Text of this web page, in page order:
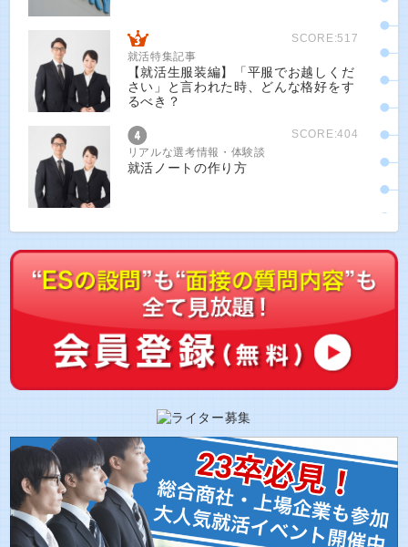
SCORE:517
就活特集記事
【就活生服装編】「平服でお越しくだ
さい」と言われた時、どんな格好をす
るべき？
SCORE:404
リアルな選考情報・体験談
就活ノートの作り方